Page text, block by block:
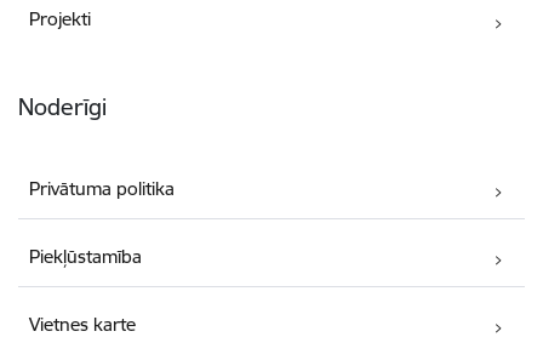
Projekti
Noderīgi
Privātuma politika
Piekļūstamība
Vietnes karte